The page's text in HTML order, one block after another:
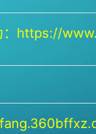
https://